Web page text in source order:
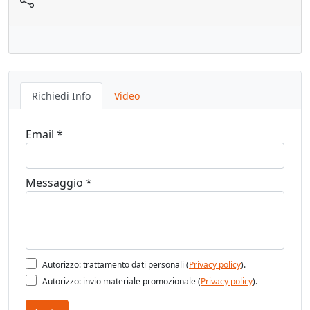
- Reversibile per porta DX/SX, regolabili
- Tutte le regolazioni indipendenti, regolazione orizzontale
assistita e autoportante
- Regolazioni: orizzontale +2,0/-1,5 mm verticale +/- 3,0 mm,
-Confezione: 20pz
Vedi pagina catalogo
Richiedi Info Video
Email *
Messaggio *
Autorizzo: trattamento dati personali (Privacy policy).
Autorizzo: invio materiale promozionale (Privacy policy).